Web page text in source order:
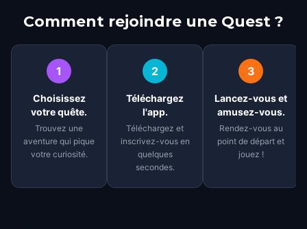
Comment rejoindre une Quest ?
1
Choisissez
votre quête.
Trouvez une
aventure qui pique
votre curiosité.
2
Téléchargez
l'app.
Téléchargez et
inscrivez-vous en
quelques
secondes.
3
Lancez-vous et
amusez-vous.
Rendez-vous au
point de départ et
jouez !